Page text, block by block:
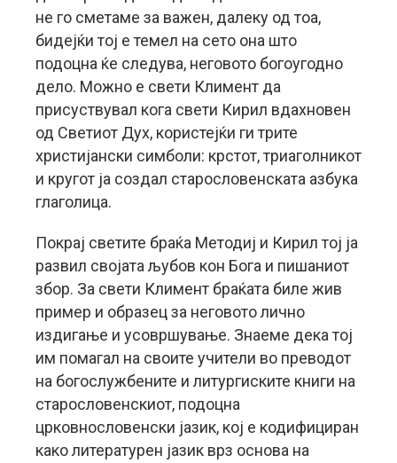
не го сметаме за важен, далеку од тоа,
бидејќи тој е темел на сето она што
подоцна ќе следува, неговото богоугодно
дело. Можно е свети Климент да
присуствувал кога свети Кирил вдахновен
од Светиот Дух, користејќи ги трите
христијански симболи: крстот, триаголникот
и кругот ја создал старословенската азбука
глаголица.
Покрај светите браќа Методиј и Кирил тој ја
развил својата љубов кон Бога и пишаниот
збор. За свети Климент браќата биле жив
пример и образец за неговото лично
издигање и усовршување. Знаеме дека тој
им помагал на своите учители во преводот
на богослужбените и литургиските книги на
старословенскиот, подоцна
црковнословенски јазик, кој е кодифициран
како литературен јазик врз основа на